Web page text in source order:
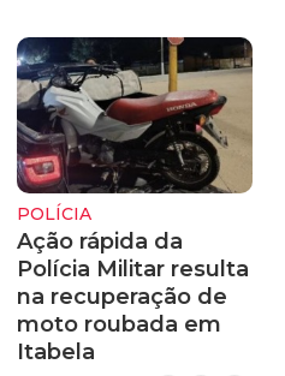
POLÍCIA
Ação rápida da
Polícia Militar resulta
na recuperação de
moto roubada em
Itabela